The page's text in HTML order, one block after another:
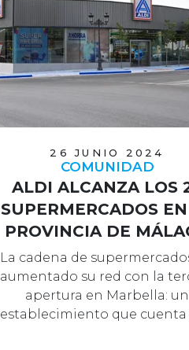
26 JUNIO 2024
COMUNIDAD
ALDI ALCANZA LOS
SUPERMERCADOS
PROVINCIA DE
La cadena de
aumentado su red con la
apertura en Marbella: un
establecimiento que cuenta